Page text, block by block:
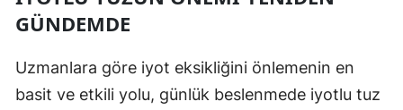
Siirt
GÜNDEMDE
Uzmanlara göre iyot eksikliğini önlemenin en
basit ve etkili yolu, günlük beslenmede iyotlu tuz